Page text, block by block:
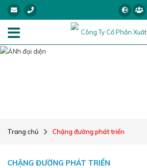
Trang chủ Chặng đường phát triển
CHẶNG ĐƯỜNG PHÁT TRIỂN